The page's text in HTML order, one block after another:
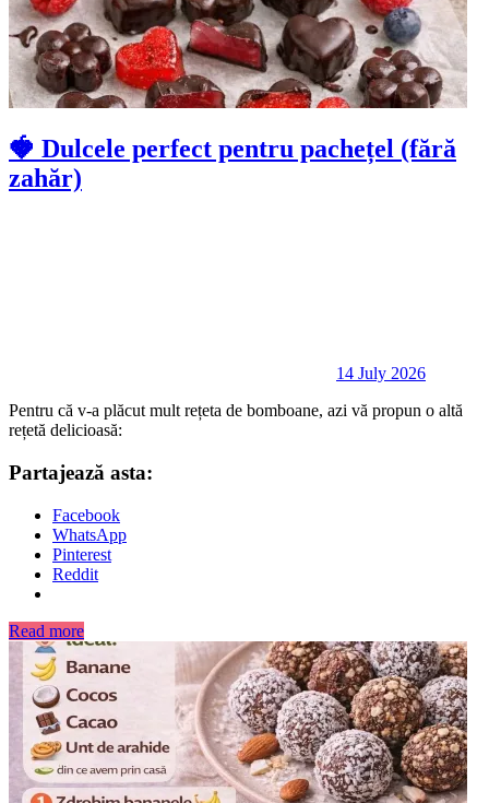
🍓 Dulcele perfect pentru pachețel (fără
zahăr)
14 July 2026
Pentru că v-a plăcut mult rețeta de bomboane, azi vă propun o altă
rețetă delicioasă:
Partajează asta:
Facebook
WhatsApp
Pinterest
Reddit
Read more